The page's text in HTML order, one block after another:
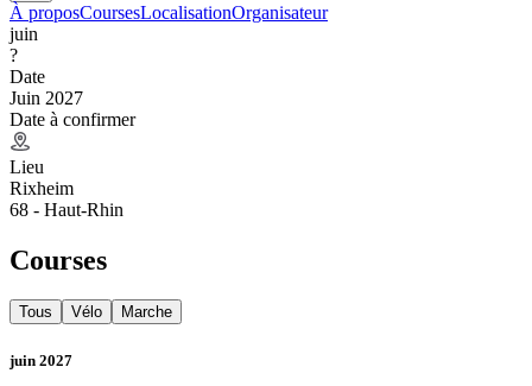
À proposCoursesLocalisationOrganisateur
juin
?
Date
Juin 2027
Date à confirmer
Lieu
Rixheim
68 - Haut-Rhin
Courses
Tous Vélo Marche
juin 2027